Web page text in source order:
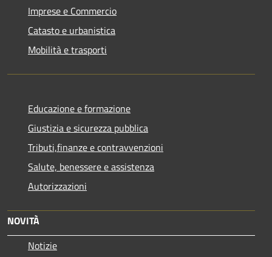
Imprese e Commercio
Catasto e urbanistica
Mobilità e trasporti
Educazione e formazione
Giustizia e sicurezza pubblica
Tributi,finanze e contravvenzioni
Salute, benessere e assistenza
Autorizzazioni
NOVITÀ
Notizie